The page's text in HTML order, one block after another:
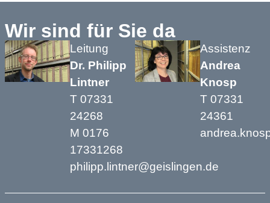
Wir sind für Sie da
Leitung
Dr. Philipp
Lintner
T 07331
24268
M 0176
17331268
philipp.lintner@geislingen.de
Assistenz
Andrea
Knosp
T 07331
24361